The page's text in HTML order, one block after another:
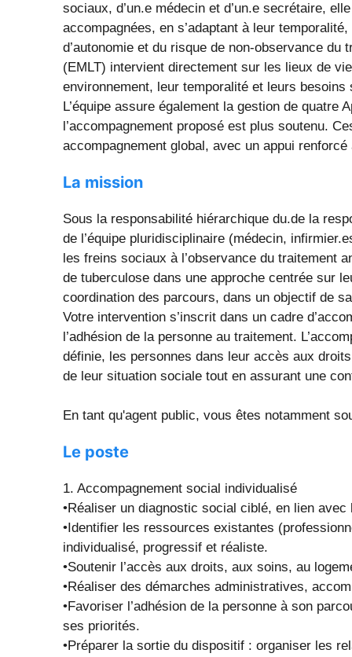
sociaux, d’un.e médecin et d’un.e secrétaire,
accompagnées, en s’adaptant à leur
d’autonomie et du risque de non-observance du
(EMLT) intervient directement sur les lieux de
environnement, leur temporalité et leurs besoins
L’équipe assure également la gestion de quatre
l’accompagnement proposé est plus soutenu.
accompagnement global, avec un appui
La mission
Sous la responsabilité hiérarchique du.de la
de l’équipe pluridisciplinaire (médecin,
les freins sociaux à l’observance du traitement
de tuberculose dans une approche centrée sur
coordination des parcours, dans un objectif de
Votre intervention s’inscrit dans un cadre
l’adhésion de la personne au traitement.
définie, les personnes dans leur accès aux
de leur situation sociale tout en assurant une
En tant qu'agent public, vous êtes notamment
Le poste
1. Accompagnement social individualisé
•Réaliser un diagnostic social ciblé, en lien
•Identifier les ressources existantes
individualisé, progressif et réaliste.
•Soutenir l’accès aux droits, aux soins, au
•Réaliser des démarches administratives,
•Favoriser l’adhésion de la personne à son
ses priorités.
•Préparer la sortie du dispositif : organiser les